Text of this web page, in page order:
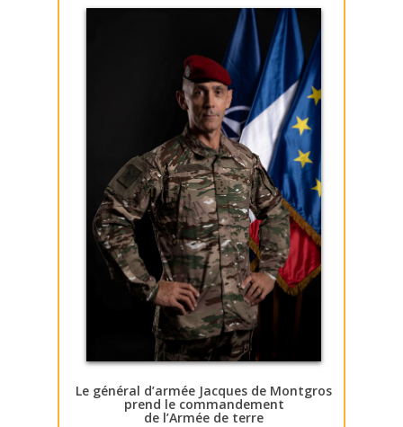
Le général d’armée Jacques de Montgros
prend le commandement
de l’Armée de terre